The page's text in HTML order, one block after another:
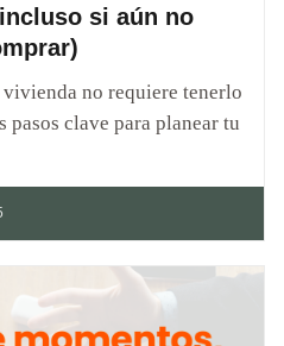
si aún no
vivienda no requiere tenerlo
pasos clave para planear tu